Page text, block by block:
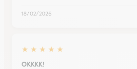
18/02/2026
★ ★ ★ ★ ★
OKKKK!